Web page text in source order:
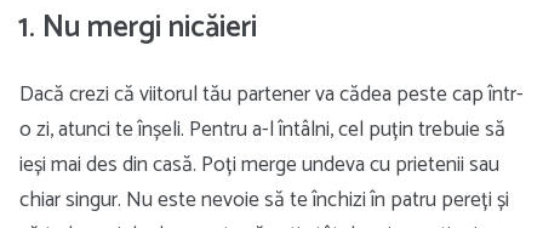
1. Nu mergi nicăieri
Dacă crezi că viitorul tău partener va cădea peste cap într-
o zi, atunci te înșeli. Pentru a-l întâlni, cel puțin trebuie să
ieși mai des din casă. Poți merge undeva cu prietenii sau
chiar singur. Nu este nevoie să te închizi în patru pereți și